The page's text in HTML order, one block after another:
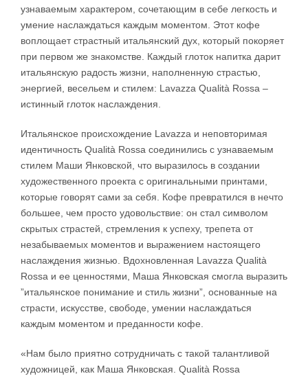
узнаваемым характером, сочетающим в себе легкость и
умение наслаждаться каждым моментом. Этот кофе
воплощает страстный итальянский дух, который покоряет
при первом же знакомстве. Каждый глоток напитка дарит
итальянскую радость жизни, наполненную страстью,
энергией, весельем и стилем: Lavazza Qualità Rossa –
истинный глоток наслаждения.
Итальянское происхождение Lavazza и неповторимая
идентичность Qualità Rossa соединились с узнаваемым
стилем Маши Янковской, что выразилось в создании
художественного проекта с оригинальными принтами,
которые говорят сами за себя. Кофе превратился в нечто
большее, чем просто удовольствие: он стал символом
скрытых страстей, стремления к успеху, трепета от
незабываемых моментов и выражением настоящего
наслаждения жизнью. Вдохновленная Lavazza Qualità
Rossa и ее ценностями, Маша Янковская смогла выразить
”итальянское понимание и стиль жизни”, основанные на
страсти, искусстве, свободе, умении наслаждаться
каждым моментом и преданности кофе.
«Нам было приятно сотрудничать с такой талантливой
художницей, как Маша Янковская. Qualità Rossa